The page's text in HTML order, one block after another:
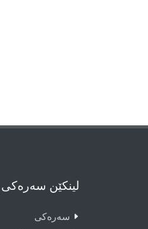
لینکێن سەرەکی
سەرەکى